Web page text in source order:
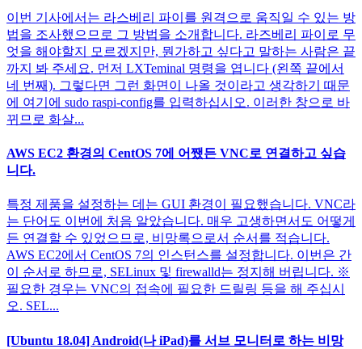
이번 기사에서는 라스베리 파이를 원격으로 움직일 수 있는 방
법을 조사했으므로 그 방법을 소개합니다. 라즈베리 파이로 무
엇을 해야할지 모르겠지만, 뭔가하고 싶다고 말하는 사람은 끝
까지 봐 주세요. 먼저 LXTeminal 명령을 엽니다 (왼쪽 끝에서
네 번째). 그렇다면 그런 화면이 나올 것이라고 생각하기 때문
에 여기에 sudo raspi-config를 입력하십시오. 이러한 창으로 바
뀌므로 화살...
AWS EC2 환경의 CentOS 7에 어쨌든 VNC로 연결하고 싶습
니다.
특정 제품을 설정하는 데는 GUI 환경이 필요했습니다. VNC라
는 단어도 이번에 처음 알았습니다. 매우 고생하면서도 어떻게
든 연결할 수 있었으므로, 비망록으로서 순서를 적습니다.
AWS EC2에서 CentOS 7의 인스턴스를 설정합니다. 이번은 간
이 순서로 하므로, SELinux 및 firewalld는 정지해 버립니다. ※
필요한 경우는 VNC의 접속에 필요한 드릴링 등을 해 주십시
오. SEL...
[Ubuntu 18.04] Android(나 iPad)를 서브 모니터로 하는 비망